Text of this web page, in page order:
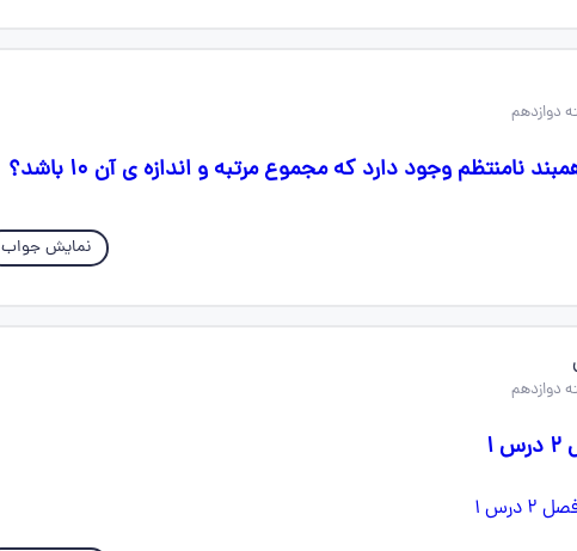
نامنتظم وجود دارد که مجموع مرتبه و اندازه ی آن ۱۰ باشد؟
نمایش جواب
۱